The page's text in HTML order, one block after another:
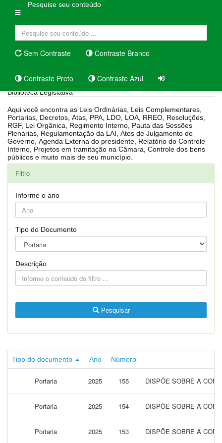
Pesquise seu conteúdo
Sem Contraste Contraste Branco
Contraste Preto Contraste Azul
Biblioteca Legislativa
Aqui você encontra as Leis Ordinárias, Leis Complementares,
Portarias, Decretos, Atas, PPA, LDO, LOA, RREO, Resoluções,
RGF, Lei Orgânica, Regimento Interno, Pauta das Sessões
Plenárias, Regulamentação da LAI, Atos de Julgamento do
Governo, Agenda Externa do presidente, Relatório do Controle
Interno, Projetos em tramitação na Câmara, Controle dos bens
públicos e muito mais de seu município.
Filtro
Informe o ano
Tipo do Documento
Descrição
Pesquisar
Tipo do documento Ano Número
Portaria 2025 155 DISPÕE SOBRE A
Portaria 2025 154 DISPÕE SOBRE A
Portaria 2025 153 DISPÕE SOBRE A